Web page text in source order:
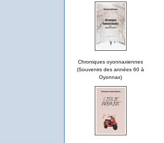
Chroniques oyonnaxiennes
(Souvenirs des années 60 à
Oyonnax)